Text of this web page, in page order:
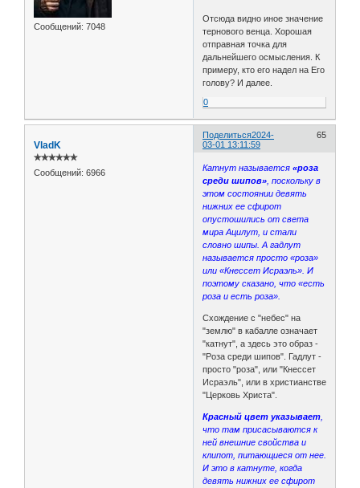
Сообщений: 7048
Отсюда видно иное значение
тернового венца. Хорошая
отправная точка для
дальнейшего осмысления. К
примеру, кто его надел на Его
голову? И далее.
0
Поделиться 65
2024-
03-01 13:11:59
VladK
✯✯✯✯✯✯
Сообщений: 6966 Катнут называется«роза
среди шипов» , поскольку в
этом состоянии девять
нижних ее сфирот
опустошились от света
мира Ацилут, и стали
словно шипы. А гадлут
называется просто «роза»
или «Кнессет Исраэль». И
поэтому сказано, что «есть
роза и есть роза».
Схождение с "небес" на
"землю" в кабалле означает
"катнут", а здесь это образ -
"Роза среди шипов". Гадлут -
просто "роза", или "Кнессет
Исраэль", или в христианстве
"Церковь Христа".
Красный цвет указывает
что там присасываются к
ней внешние свойства и
клипот, питающиеся от нее.
И это в катнуте, когда
девять нижних ее сфирот